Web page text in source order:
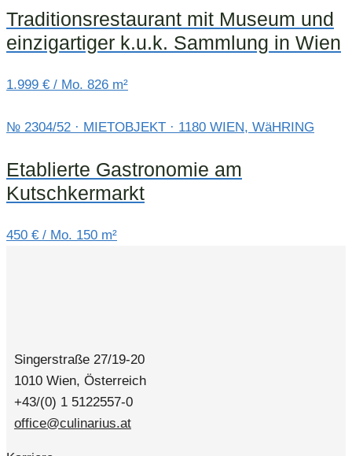
Traditionsrestaurant mit Museum und
einzigartiger k.u.k. Sammlung in Wien
1.999 € / Mo. 826 m²
№ 2304/52 · MIETOBJEKT · 1180 WIEN, WäHRING
Etablierte Gastronomie am
Kutschkermarkt
450 € / Mo. 150 m²
Singerstraße 27/19-20
1010 Wien, Österreich
+43/(0) 1 5122557-0
office@culinarius.at